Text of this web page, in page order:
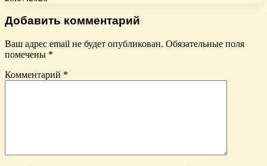
Добавить комментарий
Ваш адрес email не будет опубликован. Обязательные поля
помечены *
Комментарий *